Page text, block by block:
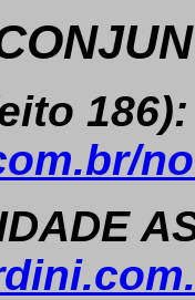
186):